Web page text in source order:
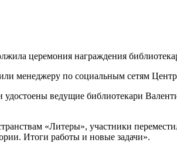
церемония награждения
менеджеру по социальным сетям
удостоены ведущие библиотекари
«Литеры», участники
Итоги работы и новые задачи».